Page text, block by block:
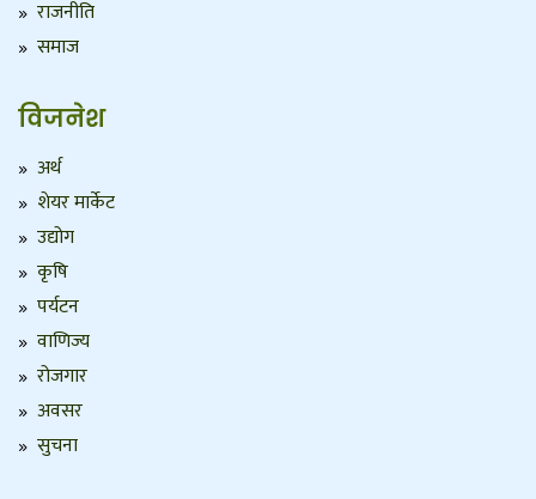
राजनीति
समाज
विजनेश
अर्थ
शेयर मार्केट
उद्योग
कृषि
पर्यटन
वाणिज्य
रोजगार
अवसर
सुचना